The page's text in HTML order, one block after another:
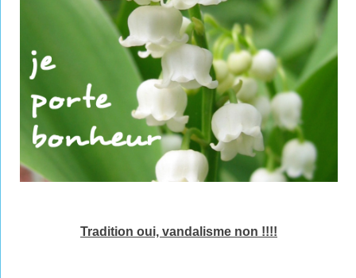
Tradition oui, vandalisme non !!!!